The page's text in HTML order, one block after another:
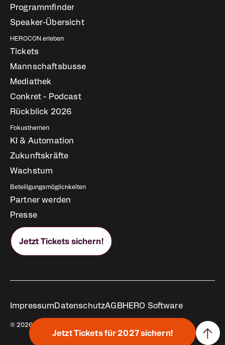
Jetzt Tickets für 2027 sichern! ↑
Programmfinder
Speaker-Übersicht
HEROCON erleben
Tickets
Mannschaftsbusse
Mediathek
Conkret - Podcast
Rückblick 2026
Fokusthemen
KI & Automation
Zukunftskräfte
Wachstum
Beteiligungsmöglichkeiten
Partner werden
Presse
Jetzt Tickets sichern!
© 2026 All rights reserved.
Rechtliches
ImpressumDatenschutzAGBHERO Software